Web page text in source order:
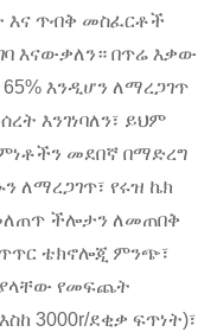
እና ጥብቅ መስፈርቶች
እናውቃለን። በጥሬ እቃው
65% እንዲሆን ለማረጋገጥ
እንገነባለን፣ ይህም
መደበኛ በማድረግ
ለማረጋገጥ፣ የሩዝ ኬክ
ችሎታን ለመጠበቅ
ቴክኖሎጂ ምንጭ፣
የመፍጨት
3000r/ደቂቃ ፍጥነት)፣